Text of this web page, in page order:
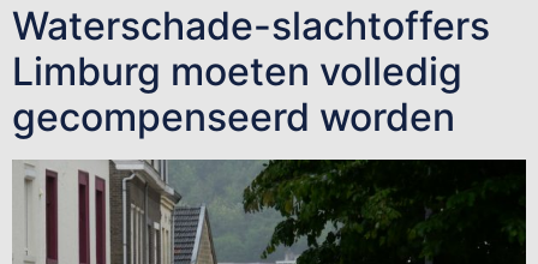
Waterschade-slachtoffers
Limburg moeten volledig
gecompenseerd worden